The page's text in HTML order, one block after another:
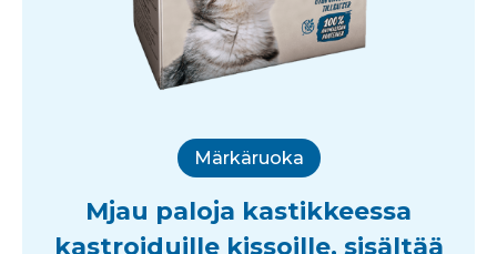
Märkäruoka
Mjau paloja kastikkeessa
kastroiduille kissoille, sisältää